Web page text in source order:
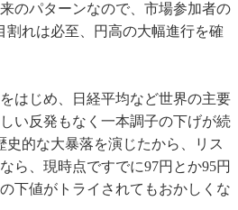
のパターンなので、市場参加者の
割れは必至、円高の大幅進行を確
はじめ、日経平均など世界の主要
い反発もなく一本調子の下げが続
史的な大暴落を演じたから、リス
ら、現時点ですでに97円とか95円
下値がトライされてもおかしくな